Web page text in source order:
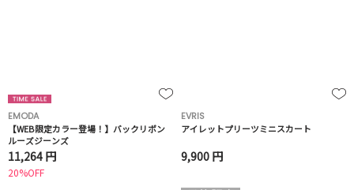
EMODA
【WEB限定カラー登場！】バックリボン
ルーズジーンズ
11,264 円
20%OFF
EVRIS
アイレットプリーツミニスカート
9,900 円